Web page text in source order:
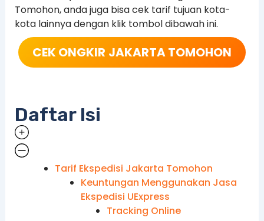
Tomohon, anda juga bisa cek tarif tujuan kota-
kota lainnya dengan klik tombol dibawah ini.
CEK ONGKIR JAKARTA TOMOHON
Daftar Isi
Tarif Ekspedisi Jakarta Tomohon
Keuntungan Menggunakan Jasa
Ekspedisi UExpress
Tracking Online